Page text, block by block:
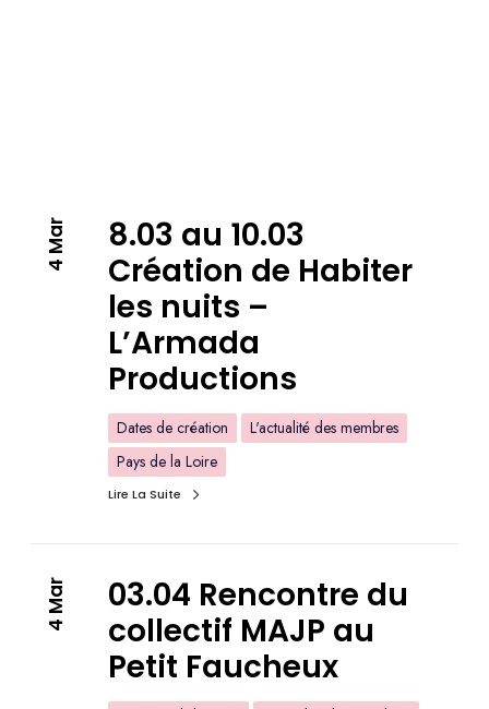
4 Mar
8.03 au 10.03
Création de Habiter
les nuits –
L’Armada
Productions
Dates de création
L'actualité des membres
Pays de la Loire
Lire La Suite
4 Mar
03.04 Rencontre du
collectif MAJP au
Petit Faucheux